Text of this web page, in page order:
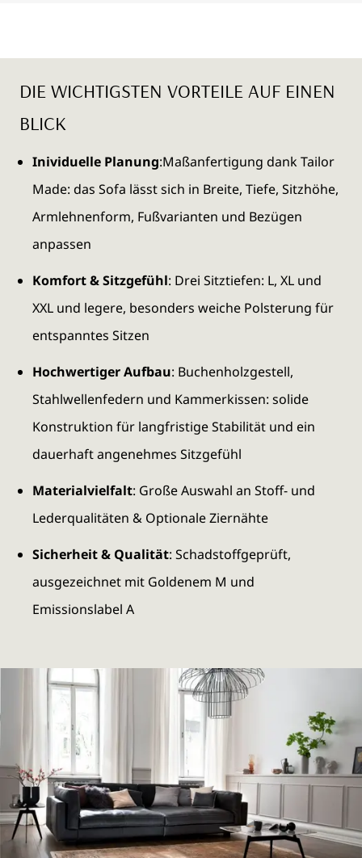
DIE WICHTIGSTEN VORTEILE AUF EINEN
BLICK
Inividuelle Planung:Maßanfertigung dank Tailor
Made: das Sofa lässt sich in Breite, Tiefe, Sitzhöhe,
Armlehnenform, Fußvarianten und Bezügen
anpassen
Komfort & Sitzgefühl: Drei Sitztiefen: L, XL und
XXL und legere, besonders weiche Polsterung für
entspanntes Sitzen
Hochwertiger Aufbau: Buchenholzgestell,
Stahlwellenfedern und Kammerkissen: solide
Konstruktion für langfristige Stabilität und ein
dauerhaft angenehmes Sitzgefühl
Materialvielfalt: Große Auswahl an Stoff- und
Lederqualitäten & Optionale Ziernähte
Sicherheit & Qualität: Schadstoffgeprüft,
ausgezeichnet mit Goldenem M und
Emissionslabel A